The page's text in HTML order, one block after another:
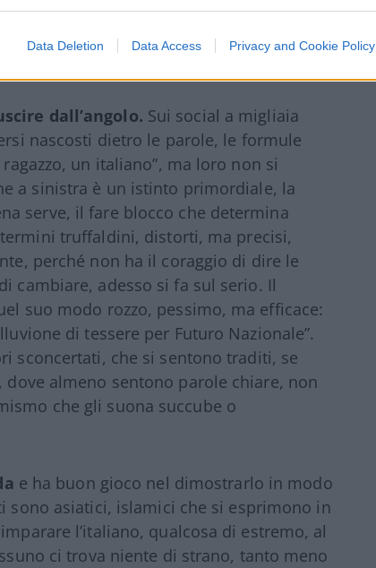
Data Deletion Data Access Privacy and Cookie Policy
sulla sicurezza e allo stesso tempo
dall’angolo. Sui social a migliaia
nascosti dietro le parole, le formule
un italiano”, ma loro non si
a sinistra è un istinto primordiale, la
serve, il fare blocco che determina
truffaldini, distorti, ma precisi,
perché non ha il coraggio di dire le
cambiare, adesso si fa sul serio. Il
suo modo rozzo, pessimo, ma efficace:
di tessere per Futuro Nazionale”.
sconcertati, che si sentono traditi, se
almeno sentono parole chiare, non
che gli suona succube o
e ha buon gioco nel dimostrarlo in modo
sono asiatici, islamici che si esprimono in
l’italiano, qualcosa di estremo, al
ci trova niente di strano, tanto meno